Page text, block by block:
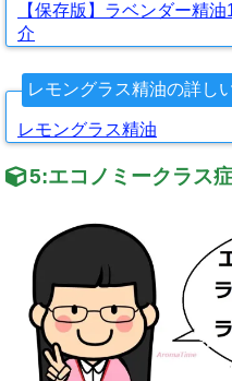
【保存版】ラベンダー精
介
レモングラス精油の詳し
レモングラス精油
5:エコノミークラス